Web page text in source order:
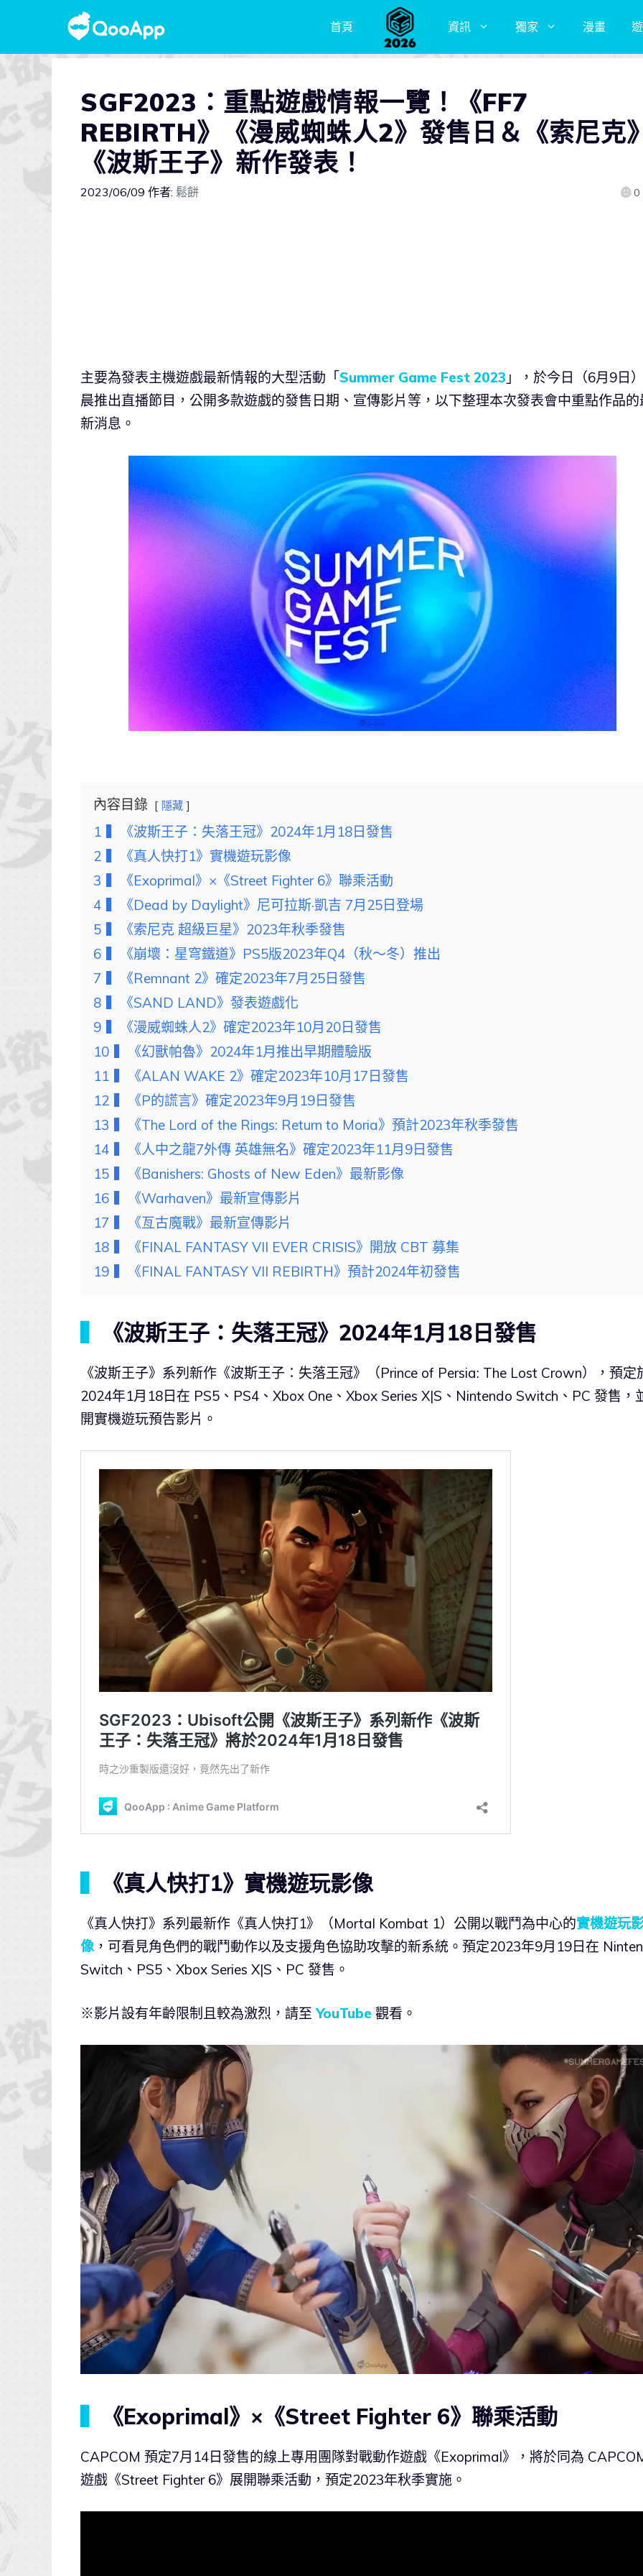
首頁 資訊 獨家 漫畫
SGF2023：重點遊戲情報一覽！《FF7
REBIRTH》《漫威蜘蛛人2》發售日＆《索尼克
《波斯王子》新作發表！
2023/06/09 作者: 鬆餅 0
主要為發表主機遊戲最新情報的大型活動「Summer Game Fest 2023 」，於今日（6月9日
晨推出直播節目，公開多款遊戲的發售日期、宣傳影片等，以下整理本次發表會中重點作品的
新消息。
內容目錄 隱藏
1
▍《波斯王子：失落王冠》2024年1月18日發售
2
▍《真人快打1》實機遊玩影像
3
▍《Exoprimal》×《Street Fighter 6》聯乘活動
4
▍《Dead by Daylight》尼可拉斯·凱吉 7月25日登場
5
▍《索尼克 超級巨星》2023年秋季發售
6
▍《崩壞：星穹鐵道》PS5版2023年Q4（秋～冬）推出
7
▍《Remnant 2》確定2023年7月25日發售
8
▍《SAND LAND》發表遊戲化
9
▍《漫威蜘蛛人2》確定2023年10月20日發售
10
▍《幻獸帕魯》2024年1月推出早期體驗版
11
▍《ALAN WAKE 2》確定2023年10月17日發售
12
▍《P的謊言》確定2023年9月19日發售
13
▍《The Lord of the Rings: Return to Moria》預計2023年秋季發售
14
▍《人中之龍7外傳 英雄無名》確定2023年11月9日發售
15
▍《Banishers: Ghosts of New Eden》最新影像
16
▍《Warhaven》最新宣傳影片
17
▍《亙古魔戰》最新宣傳影片
18
▍《FINAL FANTASY VII EVER CRISIS》開放 CBT 募集
19
▍《FINAL FANTASY VII REBIRTH》預計2024年初發售
《波斯王子：失落王冠》2024年1月18日發售
《波斯王子》系列新作《波斯王子：失落王冠》（Prince of Persia: The Lost Crown），預定
2024年1月18日在 PS5、PS4、Xbox One、Xbox Series X|S、Nintendo Switch、PC 發售，
開實機遊玩預告影片。
《真人快打1》實機遊玩影像
《真人快打》系列最新作《真人快打1》（Mortal Kombat 1）公開以戰鬥為中心的實機遊玩
像，可看見角色們的戰鬥動作以及支援角色協助攻擊的新系統。預定2023年9月19日在
Switch、PS5、Xbox Series X|S、PC 發售。
※影片設有年齡限制且較為激烈，請至YouTube 觀看。
《Exoprimal》×《Street Fighter 6》聯乘活動
CAPCOM 預定7月14日發售的線上專用團隊對戰動作遊戲《Exoprimal》，將於同為
遊戲《Street Fighter 6》展開聯乘活動，預定2023年秋季實施。